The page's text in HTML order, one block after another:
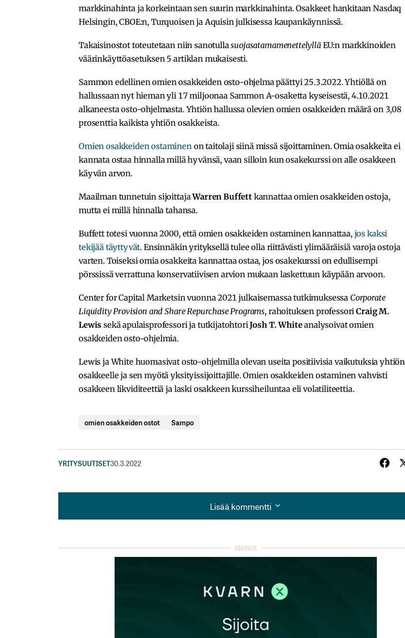
markkinahinta ja korkeintaan sen suurin markkinahinta. Osakkeet hankitaan Nasdaq
Helsingin, CBOE:n, Turquoisen ja Aquisin julkisessa kaupankäynnissä.
Takaisinostot toteutetaan niin sanotullasuojasatamamenettelylläEU:n markkinoiden
väärinkäyttöasetuksen 5 artiklan mukaisesti.
Sammon edellinen omien osakkeiden osto-ohjelma päättyi 25.3.2022. Yhtiöllä on
hallussaan nyt hieman yli 17 miljoonaa Sammon A-osaketta kyseisestä, 4.10.2021
alkaneesta osto-ohjelmasta. Yhtiön hallussa olevien omien osakkeiden määrä on 3,08
prosenttia kaikista yhtiön osakkeista.
Omien osakkeiden ostaminen on taitolaji siinä missä sijoittaminen. Omia osakkeita ei
kannata ostaa hinnalla millä hyvänsä, vaan silloin kun osakekurssi on alle osakkeen
käyvän arvon.
Maailman tunnetuin sijoittajaWarren Buffettkannattaa omien osakkeiden ostoja,
mutta ei millä hinnalla tahansa.
Buffett totesi vuonna 2000, että omien osakkeiden ostaminen kannattaa, jos kaksi
tekijää täyttyvät. Ensinnäkin yrityksellä tulee olla riittävästi ylimääräisiä varoja ostoja
varten. Toiseksi omia osakkeita kannattaa ostaa, jos osakekurssi on edullisempi
pörssissä verrattuna konservatiivisen arvion mukaan laskettuun käypään arvoon.
Center for Capital Marketsin vuonna 2021 julkaisemassa tutkimuksessa Corporate
Liquidity Provision and Share Repurchase Programs, rahoituksen professoriCraig M.
Lewis sekä apulaisprofessori ja tutkijatohtoriJosh T. Whiteanalysoivat omien
osakkeiden osto-ohjelmia.
Lewis ja White huomasivat osto-ohjelmilla olevan useita positiivisia vaikutuksia yhtiön
osakkeelle ja sen myötä yksityissijoittajille. Omien osakkeiden ostaminen vahvisti
osakkeen likviditeettiä ja laski osakkeen kurssiheiluntaa eli volatiliteettia.
omien osakkeiden ostot Sampo
YRITYSUUTISET30.3.2022
Lisää kommentti
Lisää kommentti